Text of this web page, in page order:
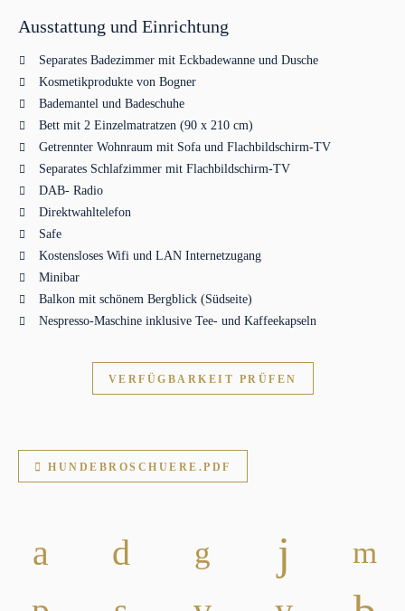
Ausstattung und Einrichtung
Separates Badezimmer mit Eckbadewanne und Dusche
Kosmetikprodukte von Bogner
Bademantel und Badeschuhe
Bett mit 2 Einzelmatratzen (90 x 210 cm)
Getrennter Wohnraum mit Sofa und Flachbildschirm-TV
Separates Schlafzimmer mit Flachbildschirm-TV
DAB- Radio
Direktwahltelefon
Safe
Kostensloses Wifi und LAN Internetzugang
Minibar
Balkon mit schönem Bergblick (Südseite)
Nespresso-Maschine inklusive Tee- und Kaffeekapseln
VERFÜGBARKEIT PRÜFEN
HUNDEBROSCHUERE.PDF